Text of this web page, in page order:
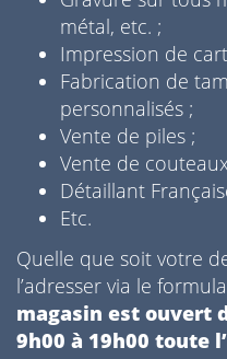
métal, etc. ;
Impression de
Fabrication de
personnalisés ;
Vente de piles ;
Vente de
Détaillant
Etc.
Quelle que soit votre
l’adresser via le
magasin est ouvert
9h00 à 19h00 toute